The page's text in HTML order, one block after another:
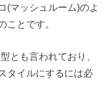
(マッシュルーム)のよ
ことです。
とも言われており、
タイルにするには必